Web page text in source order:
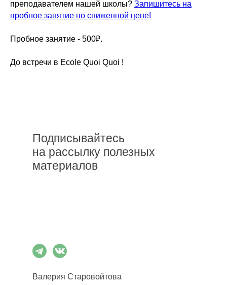
преподавателем нашей школы? Запишитесь на
пробное занятие по сниженной цене!
Пробное занятие - 500₽.
До встречи в Ecole Quoi Quoi !
Валерия Старовойтова
Подписывайтесь
на рассылку полезных
материалов